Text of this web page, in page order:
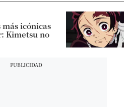
más icónicas
Kimetsu no